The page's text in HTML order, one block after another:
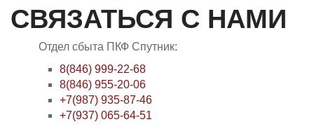
СВЯЗАТЬСЯ С НАМИ
Отдел сбыта ПКФ Спутник:
8(846) 999-22-68
8(846) 955-20-06
+7(987) 935-87-46
+7(937) 065-64-51